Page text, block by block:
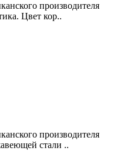
производителя
Цвет кор..
производителя
стали ..